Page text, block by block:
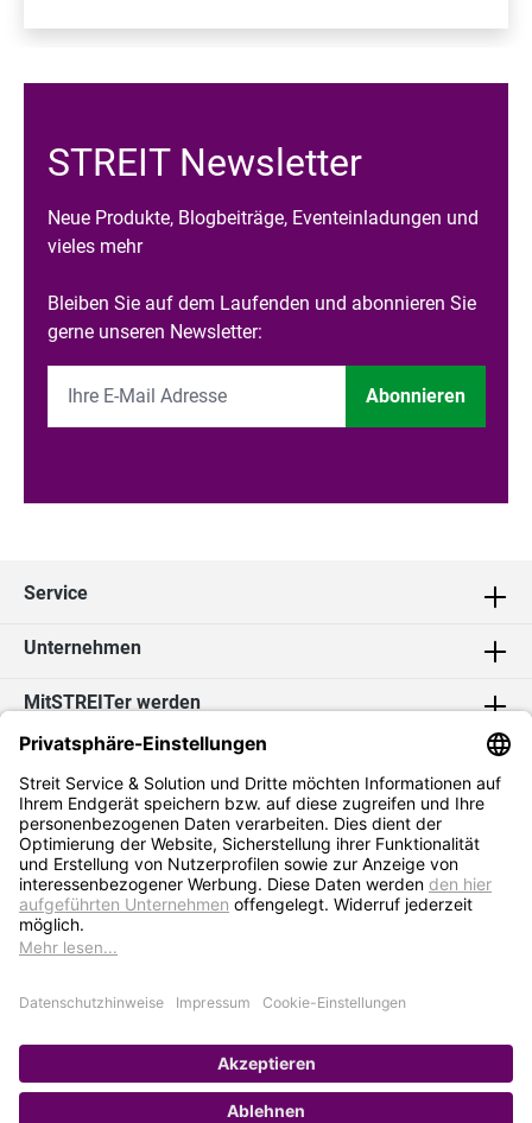
STREIT Newsletter
Neue Produkte, Blogbeiträge, Eventeinladungen und
vieles mehr
Bleiben Sie auf dem Laufenden und abonnieren Sie
gerne unseren Newsletter:
Abonnieren
Service
Unternehmen
MitSTREITer werden
Kontakt
Social Media
* Alle Preise exkl. MwSt. zzgl.Versandkosten
Impressum
Hinweisgebersystem
Erklärung zur Barrierefreiheit